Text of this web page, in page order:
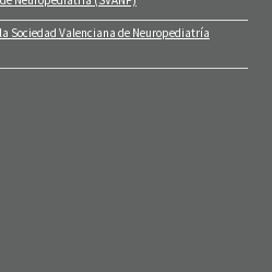
Sociedad Valenciana de Neuropediatría